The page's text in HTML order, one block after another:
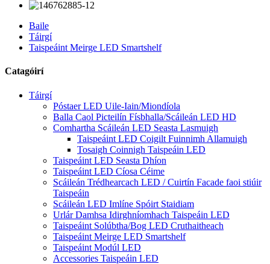
Baile
Táirgí
Taispeáint Meirge LED Smartshelf
Catagóirí
Táirgí
Póstaer LED Uile-Iain/Miondíola
Balla Caol Picteilín Físbhalla/Scáileán LED HD
Comhartha Scáileán LED Seasta Lasmuigh
Taispeáint LED Coigilt Fuinnimh Allamuigh
Tosaigh Coinnigh Taispeáin LED
Taispeáint LED Seasta Dhíon
Taispeáint LED Cíosa Céime
Scáileán Trédhearcach LED / Cuirtín Facade faoi stiúir
Taispeáin
Scáileán LED Imlíne Spóirt Staidiam
Urlár Damhsa Idirghníomhach Taispeáin LED
Taispeáint Solúbtha/Bog LED Cruthaitheach
Taispeáint Meirge LED Smartshelf
Taispeáint Modúl LED
Accessories Taispeáin LED